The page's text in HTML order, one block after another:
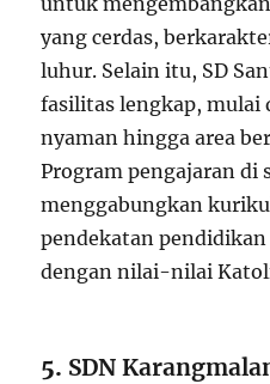
yang cerdas,
luhur. Selain itu, SD
fasilitas lengkap, mulai
nyaman hingga area
Program pengajaran di
menggabungkan
pendekatan
dengan nilai-nilai
5. SDN